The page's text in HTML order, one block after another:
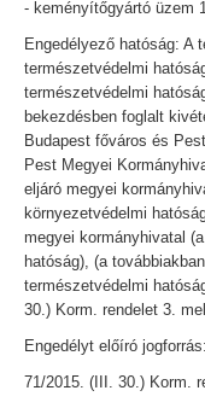
- keményítőgyártó üzem
Engedélyező hatóság: A
természetvédelmi
természetvédelmi
bekezdésben foglalt
Budapest főváros és
Pest Megyei
eljáró megyei
környezetvédelmi
megyei kormányhivatal
hatóság), (a
természetvédelmi
30.) Korm. rendelet 3.
Engedélyt előíró
71/2015. (III. 30.) Korm.